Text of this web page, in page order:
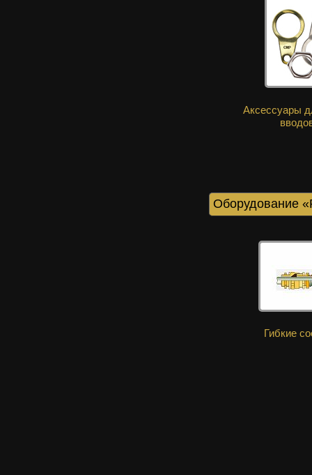
Аксессуары
Оборудование
Гибкие